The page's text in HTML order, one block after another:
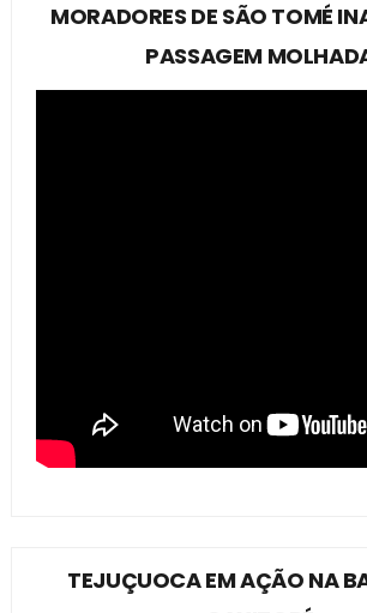
MORADORES DE SÃO TOMÉ
PASSAGEM
TEJUÇUOCA EM AÇÃO NA